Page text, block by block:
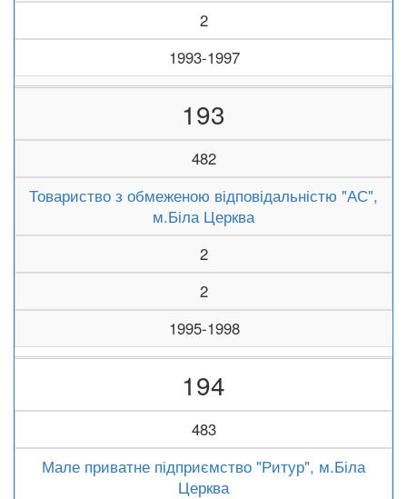
2
1993-1997
193
482
Товариство з обмеженою відповідальністю "АС",
м.Біла Церква
2
2
1995-1998
194
483
Мале приватне підприємство "Ритур", м.Біла
Церква